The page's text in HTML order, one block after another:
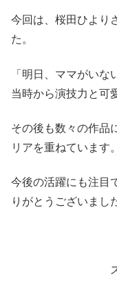
今回は、桜田ひより
た。
「明日、ママがいな
当時から演技力と可
その後も数々の作品
リアを重ねています。
今後の活躍にも注目
りがとうございまし